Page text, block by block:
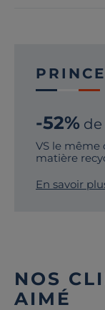
PRINCE
-52% de
VS le même
matière
En savoir
NOS
AIMÉ